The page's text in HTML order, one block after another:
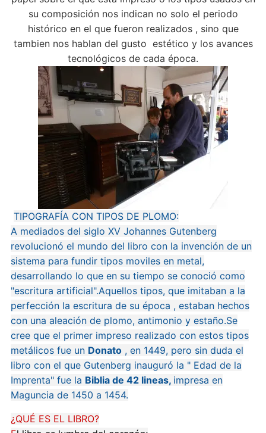
su composición nos indican no solo el periodo
histórico en el que fueron realizados , sino que
tambien nos hablan del gusto estético y los avances
tecnológicos de cada época.
TIPOGRAFÍA CON TIPOS DE PLOMO:
A mediados del siglo XV Johannes Gutenberg
revolucionó el mundo del libro con la invención de un
sistema para fundir tipos moviles en metal,
desarrollando lo que en su tiempo se conoció como
"escritura artificial".Aquellos tipos, que imitaban a la
perfección la escritura de su época , estaban hechos
con una aleación de plomo, antimonio y estaño.Se
cree que el primer impreso realizado con estos tipos
metálicos fue un Donato, en 1449, pero sin duda el
libro con el que Gutenberg inauguró la " Edad de la
Imprenta" fue la Biblia de 42 lineas, impresa en
Maguncia de 1450 a 1454.
¿QUÉ ES EL LIBRO?